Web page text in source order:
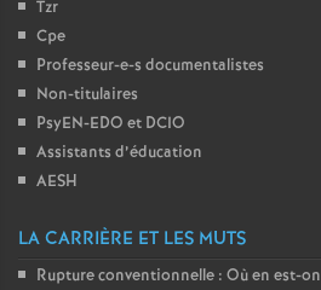
Tzr
Cpe
Professeur-e-s documentalistes
Non-titulaires
PsyEN-EDO et DCIO
Assistants d’éducation
AESH
LA CARRIÈRE ET LES MUTS
Rupture conventionnelle : Où en est-on